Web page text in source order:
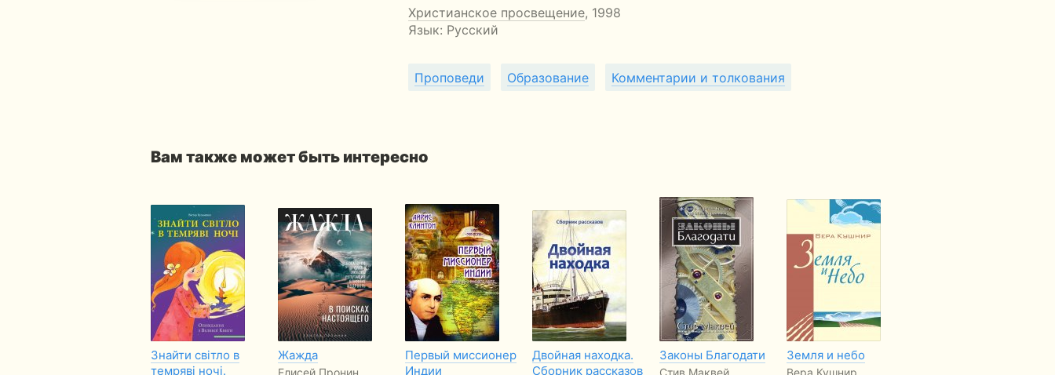
Христианское просвещение, 1998
Язык: Русский
Проповеди Образование Комментарии и толкования
Вам также может быть интересно
Знайти світло в
темряві ночі.
Жажда
Елисей Пронин
Первый миссионер
Индии
Двойная находка.
Сборник рассказов
Законы Благодати
Стив Маквей
Земля и небо
Вера Кушнир